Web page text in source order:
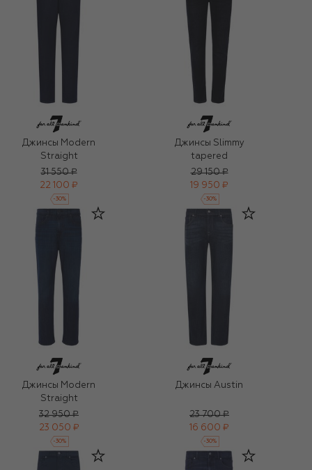
Джинсы Modern
Straight
31 550 ₽
22 100 ₽
-30%
Джинсы Slimmy
tapered
29 150 ₽
19 950 ₽
-30%
Джинсы Modern
Straight
32 950 ₽
23 050 ₽
-30%
Джинсы Austin
23 700 ₽
16 600 ₽
-30%